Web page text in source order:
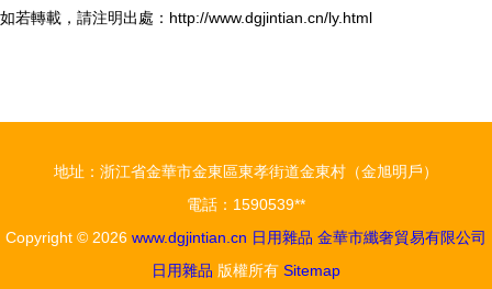
如若轉載，請注明出處：http://www.dgjintian.cn/ly.html
地址：浙江省金華市金東區東孝街道金東村（金旭明戶）
電話：1590539**
Copyright © 2026 www.dgjintian.cn 日用雜品 金華市纖奢貿易有限公司
日用雜品 版權所有 Sitemap